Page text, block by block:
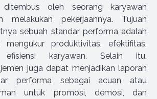
oleh seorang karyawan
melakukan pekerjaannya. Tujuan
sebuah standar performa adalah
mengukur produktivitas, efektifitas,
karyawan. Selain itu,
juga dapat menjadikan laporan
performa sebagai acuan atau
untuk promosi, demosi, dan